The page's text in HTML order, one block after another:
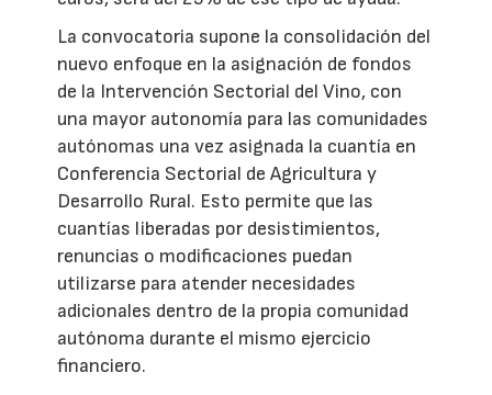
La convocatoria supone la consolidación del
nuevo enfoque en la asignación de fondos
de la Intervención Sectorial del Vino, con
una mayor autonomía para las comunidades
autónomas una vez asignada la cuantía en
Conferencia Sectorial de Agricultura y
Desarrollo Rural. Esto permite que las
cuantías liberadas por desistimientos,
renuncias o modificaciones puedan
utilizarse para atender necesidades
adicionales dentro de la propia comunidad
autónoma durante el mismo ejercicio
financiero.